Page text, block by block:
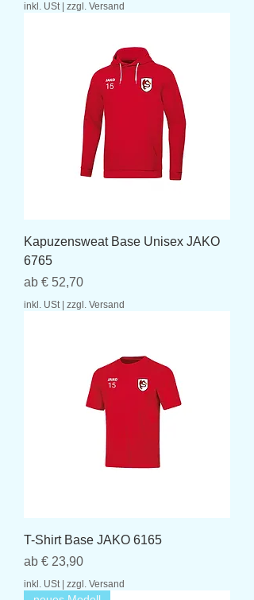
inkl. USt| zzgl. Versand
Kapuzensweat Base Unisex JAKO
6765
ab € 52,70
Sale-Preis
inkl. USt| zzgl. Versand
T-Shirt Base JAKO 6165
ab € 23,90
Sale-Preis
inkl. USt| zzgl. Versand